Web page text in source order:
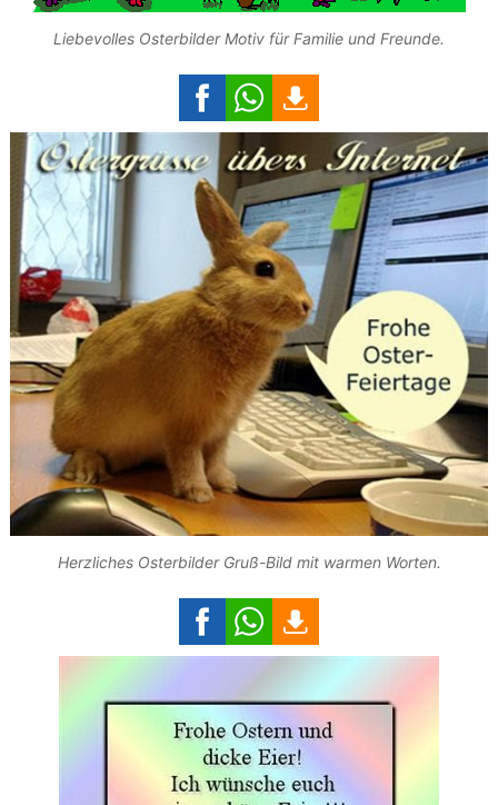
Liebevolles Osterbilder Motiv für Familie und Freunde.
Herzliches Osterbilder Gruß-Bild mit warmen Worten.